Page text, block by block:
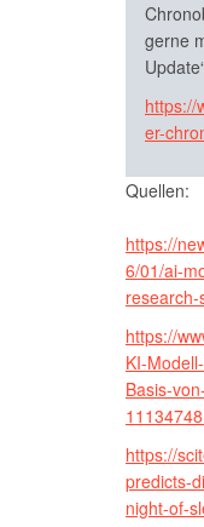
gerne
https://
er-
Quellen:
https://
6/01/ai-
research-
https://
KI-
Basis-
https://
predicts-
night-of-